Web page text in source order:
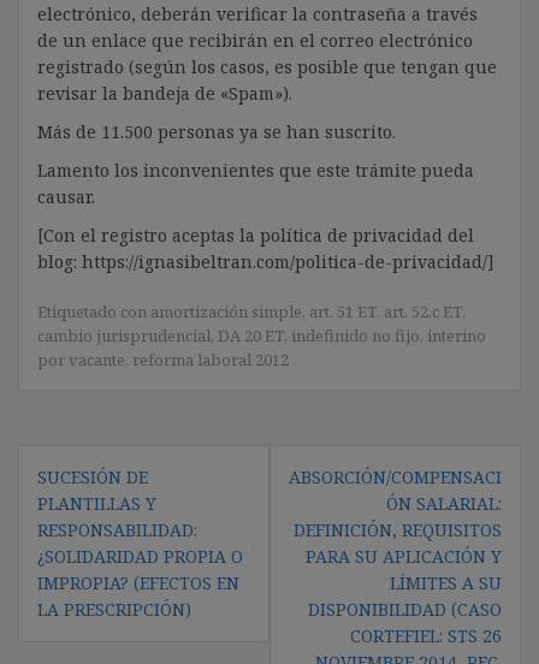
electrónico, deberán verificar la contraseña a través
de un enlace que recibirán en el correo electrónico
registrado (según los casos, es posible que tengan que
revisar la bandeja de «Spam»).
Más de 11.500 personas ya se han suscrito.
Lamento los inconvenientes que este trámite pueda
causar.
[Con el registro aceptas la política de privacidad del
blog: https://ignasibeltran.com/politica-de-privacidad/]
Etiquetado con amortización simple, art. 51 ET, art. 52.c ET,
cambio jurisprudencial, DA 20 ET, indefinido no fijo, interino
por vacante, reforma laboral 2012
Navegación
de
entradas
SUCESIÓN DE
PLANTILLAS Y
RESPONSABILIDAD:
¿SOLIDARIDAD PROPIA O
IMPROPIA? (EFECTOS EN
LA PRESCRIPCIÓN)
ABSORCIÓN/COMPENSACI
ÓN SALARIAL:
DEFINICIÓN, REQUISITOS
PARA SU APLICACIÓN Y
LÍMITES A SU
DISPONIBILIDAD (CASO
CORTEFIEL: STS 26